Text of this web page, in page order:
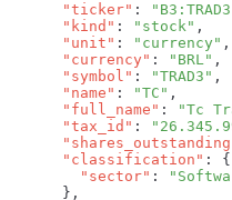
      "ticker"
:
      "kind"
: "stock"
      "unit"
: "currency"
      "currency"
: "BRL"
      "symbol"
: "TRAD3"
      "name"
: "TC"
      "full_name"
: "Tc
      "tax_id"
:
      "classification"
        "sector"
: